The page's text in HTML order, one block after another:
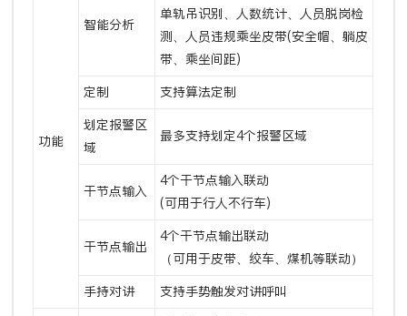
功能
智能分析
单轨吊识别、人数统计、人员脱岗检
测、人员违规乘坐皮带(安全帽、躺皮
带、乘坐间距)
定制 支持算法定制
划定报警区
域
最多支持划定4个报警区域
干节点输入
4个干节点输入联动
(可用于行人不行车)
干节点输出
4个干节点输出联动
（可用于皮带、绞车、煤机等联动）
手持对讲 支持手势触发对讲呼叫